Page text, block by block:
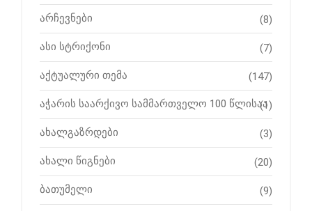
არჩევნები (8)
ასი სტრიქონი (7)
აქტუალური თემა (147)
აჭარის საარქივო სამმართველო 100 წლისაა
(1)
ახალგაზრდები (3)
ახალი წიგნები (20)
ბათუმელი (9)